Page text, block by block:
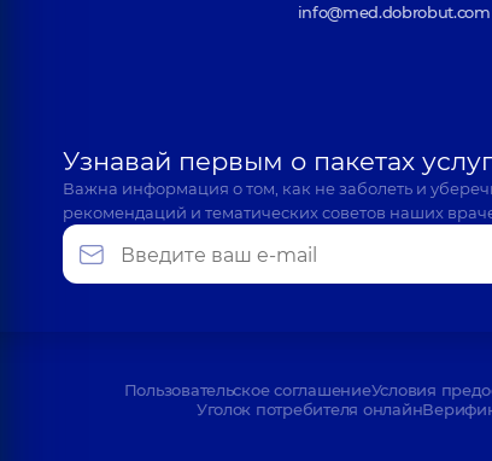
info@med.dobrobut.com
Узнавай первым о пакетах
Важна информация о том, как не заболеть и
рекомендаций и тематических советов наших
Пользовательское соглашениеУсловия
Уголок потребителя онлайн